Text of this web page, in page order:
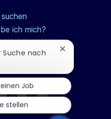
ich mich?
Absolvierende
Suche nach
Chatbot-
schließen
Job
stellen